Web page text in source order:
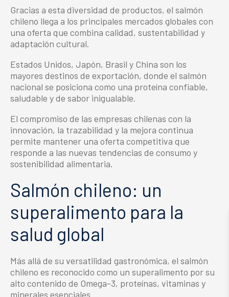
Gracias a esta diversidad de productos, el salmón
chileno llega a los principales mercados globales con
una oferta que combina calidad, sustentabilidad y
adaptación cultural.
Estados Unidos, Japón, Brasil y China son los
mayores destinos de exportación, donde el salmón
nacional se posiciona como una proteína confiable,
saludable y de sabor inigualable.
El compromiso de las empresas chilenas con la
innovación, la trazabilidad y la mejora continua
permite mantener una oferta competitiva que
responde a las nuevas tendencias de consumo y
sostenibilidad alimentaria.
Salmón chileno: un
superalimento para la
salud global
Más allá de su versatilidad gastronómica, el salmón
chileno es reconocido como un superalimento por su
alto contenido de Omega-3, proteínas, vitaminas y
minerales esenciales.